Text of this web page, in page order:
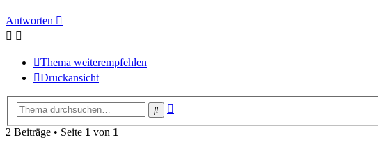
Antworten
Thema weiterempfehlen
Druckansicht
Suche
2 Beiträge • Seite 1 von 1